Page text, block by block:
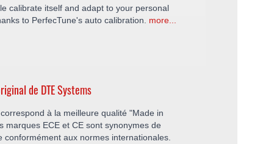
calibrate itself and adapt to your personal
to PerfecTune's auto calibration. more...
de DTE Systems
à la meilleure qualité "Made in
marques ECE et CE sont synonymes de
conformément aux normes internationales.